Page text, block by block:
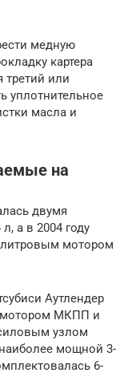
медную
картера
третий или
уплотнительное
масла и
на
двумя
а в 2004 году
мотором
Аутлендер
мотором МКПП и
узлом
мощной 3-
6-